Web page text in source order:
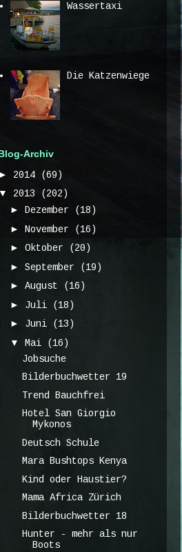
Wassertaxi
Die Katzenwiege
Archiv
► 2014
(69)
▼ 2013
(202)
► Dezember
(18)
►
November
(16)
► Oktober
(20)
► September
(19)
► August
(16)
► Juli
(18)
► Juni
(13)
▼
Mai
(16)
Jobsuche
Bilderbuchwetter 19
Trend Bauchfrei
Hotel San Giorgio
Mykonos
Deutsch Schule
Mara Bushtops Kenya
Kind oder Haustier?
Mama Africa Zürich
Bilderbuchwetter 18
Hunter - mehr als nur
Boots